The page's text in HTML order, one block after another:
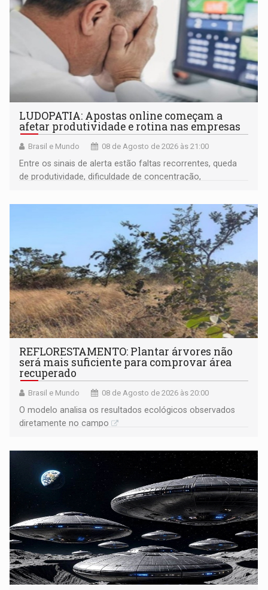
LUDOPATIA: Apostas online começam a
afetar produtividade e rotina nas empresas
Brasil e Mundo 08 de Agosto de 2026 às 21:00
Entre os sinais de alerta estão faltas recorrentes, queda
de produtividade, dificuldade de concentração,
REFLORESTAMENTO: Plantar árvores não
será mais suficiente para comprovar área
recuperado
Brasil e Mundo 08 de Agosto de 2026 às 20:00
O modelo analisa os resultados ecológicos observados
diretamente no campo